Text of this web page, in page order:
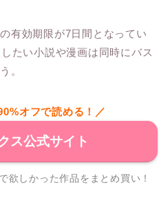
有効期限が7日間となってい
たい小説や漫画は同時にバス
。
オフで読める！／
ス公式サイト
欲しかった作品をまとめ買い！